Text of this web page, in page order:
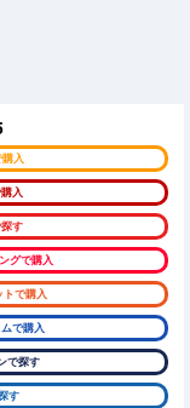
入
入
探す
グで購入
で購入
で購入
で探す
す